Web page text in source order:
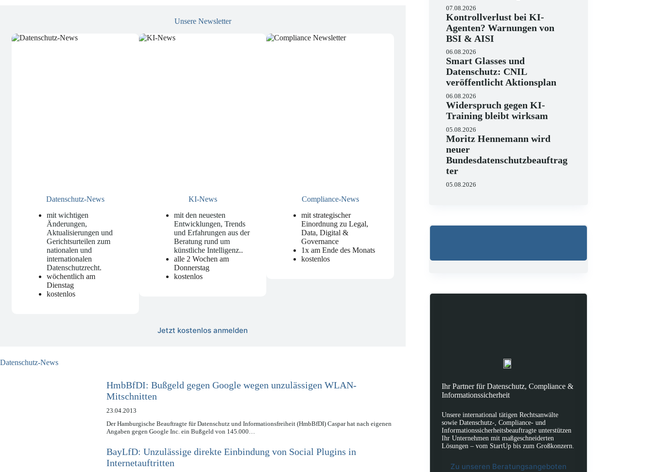
Unsere Newsletter
Datenschutz-News
mit wichtigen
Änderungen,
Aktualisierungen und
Gerichtsurteilen zum
nationalen und
internationalen
Datenschutzrecht.
wöchentlich am
Dienstag
kostenlos
KI-News
mit den neuesten
Entwicklungen, Trends
und Erfahrungen aus der
Beratung rund um
künstliche Intelligenz..
alle 2 Wochen am
Donnerstag
kostenlos
Compliance-News
mit strategischer
Einordnung zu Legal,
Data, Digital &
Governance
1x am Ende des Monats
kostenlos
Jetzt kostenlos anmelden
Datenschutz-News
HmbBfDI: Bußgeld gegen Google wegen unzulässigen WLAN-
Mitschnitten
23.04.2013
Der Hamburgische Beauftragte für Datenschutz und Informationsfreiheit (HmbBfDI) Caspar hat nach eigenen
Angaben gegen Google Inc. ein Bußgeld von 145.000…
BayLfD: Unzulässige direkte Einbindung von Social Plugins in
Internetauftritten
07.08.2026
Kontrollverlust bei KI-
Agenten? Warnungen von
BSI & AISI
06.08.2026
Smart Glasses und
Datenschutz: CNIL
veröffentlicht Aktionsplan
06.08.2026
Widerspruch gegen KI-
Training bleibt wirksam
05.08.2026
Moritz Hennemann wird
neuer
Bundesdatenschutzbeauftrag
ter
05.08.2026
Ihr Partner für Datenschutz, Compliance &
Informationssicherheit
Unsere international tätigen Rechtsanwälte
sowie Datenschutz-, Compliance- und
Informationssicherheitsbeauftragte unterstützen
Ihr Unternehmen mit maßgeschneiderten
Lösungen – vom StartUp bis zum Großkonzern.
Zu unseren Beratungsangeboten